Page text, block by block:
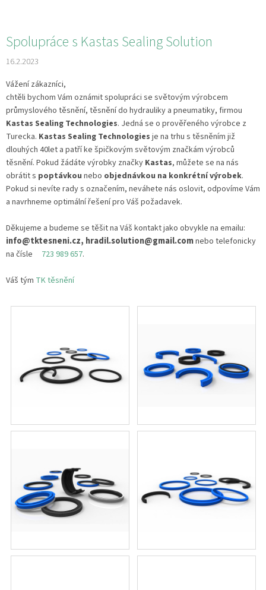
Spolupráce s Kastas Sealing Solution
16.2.2023
Vážení zákazníci,
chtěli bychom Vám oznámit spolupráci se světovým výrobcem
průmyslového těsnění, těsnění do hydrauliky a pneumatiky, firmou
Kastas Sealing Technologies. Jedná se o prověřeného výrobce z
Turecka. Kastas Sealing Technologies je na trhu s těsněním již
dlouhých 40let a patří ke špičkovým světovým značkám výrobců
těsnění. Pokud žádáte výrobky značky Kastas, můžete se na nás
obrátit s poptávkou nebo objednávkou na konkrétní výrobek.
Pokud si nevíte rady s označením, neváhete nás oslovit, odpovíme Vám
a navrhneme optimální řešení pro Váš požadavek.
Děkujeme a budeme se těšit na Váš kontaktjako obvykle na emailu:
info@tktesneni.cz, hradil.solution@gmail.comnebo telefonicky
na čísle
723 989 657.
Váš tým TK těsnění